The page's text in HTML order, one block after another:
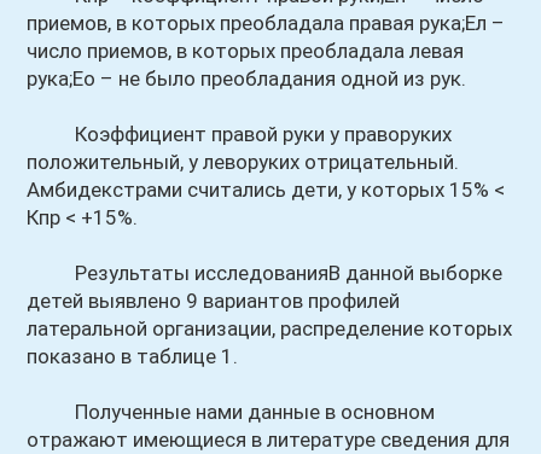
приемов, в которых преобладала правая рука;Ел –
число приемов, в которых преобладала левая
рука;Ео – не было преобладания одной из рук.
Коэффициент правой руки у праворуких
положительный, у леворуких отрицательный.
Амбидекстрами считались дети, у которых 15% <
Кпр < +15%.
Результаты исследованияВ данной выборке
детей выявлено 9 вариантов профилей
латеральной организации, распределение которых
показано в таблице 1.
Полученные нами данные в основном
отражают имеющиеся в литературе сведения для